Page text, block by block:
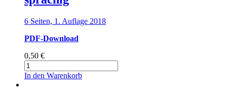
6 Seiten, 1. Auflage 2018
PDF-Download
0,50 €
Tipps
zur
In den Warenkorb